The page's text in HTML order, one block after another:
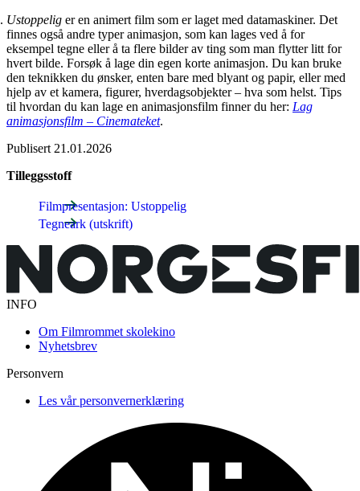
Ustoppelig er en animert film som er laget med datamaskiner. Det
finnes også andre typer animasjon, som kan lages ved å for
eksempel tegne eller å ta flere bilder av ting som man flytter litt for
hvert bilde. Forsøk å lage din egen korte animasjon. Du kan bruke
den teknikken du ønsker, enten bare med blyant og papir, eller med
hjelp av et kamera, figurer, hverdagsobjekter – hva som helst. Tips
til hvordan du kan lage en animasjonsfilm finner du her: Lag
animasjonsfilm – Cinemateket.
Publisert 21.01.2026
Tilleggsstoff
Filmpresentasjon: Ustoppelig
Tegneark (utskrift)
INFO
Om Filmrommet skolekino
Nyhetsbrev
Personvern
Les vår personvernerklæring